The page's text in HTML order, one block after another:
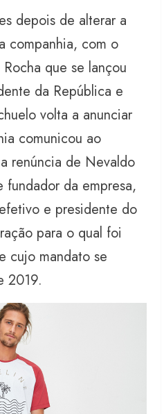
depois de alterar a
companhia, com o
que se lançou
da República e
volta a anunciar
comunicou ao
renúncia de Nevaldo
fundador da empresa,
e presidente do
para o qual foi
cujo mandato se
2019.